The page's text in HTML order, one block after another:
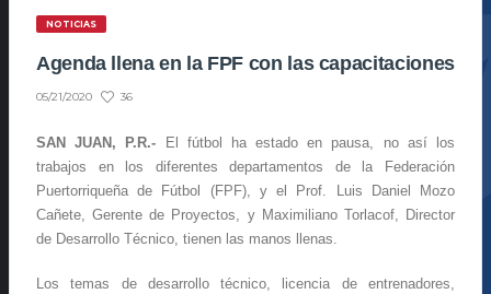
NOTICIAS
Agenda llena en la FPF con las capacitaciones
05/21/2020 36
SAN JUAN, P.R.- El fútbol ha estado en pausa, no así los
trabajos en los diferentes departamentos de la Federación
Puertorriqueña de Fútbol (FPF), y el Prof. Luis Daniel Mozo
Cañete, Gerente de Proyectos, y Maximiliano Torlacof, Director
de Desarrollo Técnico, tienen las manos llenas.
Los temas de desarrollo técnico, licencia de entrenadores,